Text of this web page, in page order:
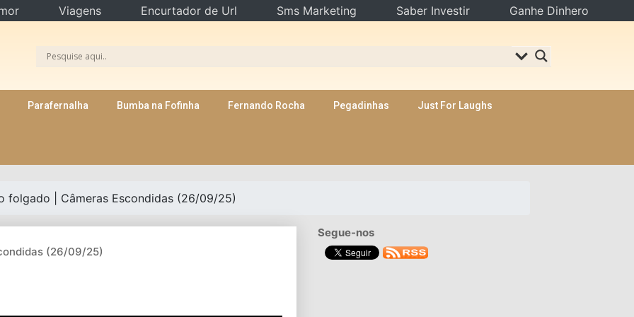
Parafernalha Bumba na Fofinha Fernando Rocha Pegadinhas Just For Laughs
folgado | Câmeras Escondidas (26/09/25)
(26/09/25)
Segue-nos
Viagens Encurtador de Url Sms Marketing Saber Investir Ganhe Dinhero